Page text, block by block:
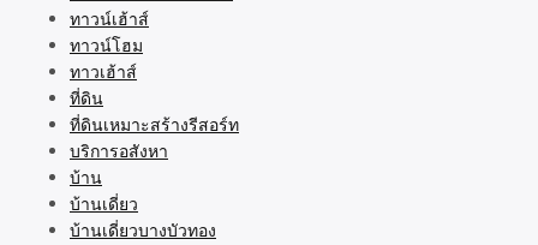
ทาวน์เฮ้าส์
ทาวน์โฮม
ทาวเฮ้าส์
ที่ดิน
ที่ดินเหมาะสร้างรีสอร์ท
บริการอสังหา
บ้าน
บ้านเดี่ยว
บ้านเดี่ยวบางบัวทอง